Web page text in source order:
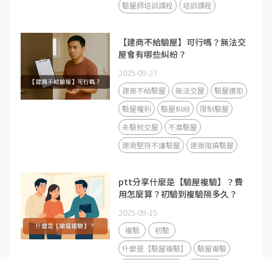
驗屋師培訓課程 培訓課程
【建商不給驗屋】可行嗎？無法交
屋會有哪些糾紛？
2025-09-27
建商不給驗屋 無法交屋
驗屋遭拒
驗屋權利
驗屋糾紛
限制驗屋
未驗就交屋
不准驗屋
建商堅持不讓驗屋
建商阻撓驗屋
ptt分享什麼是【驗屋複驗】？費
用怎麼算？初驗到複驗隔多久？
2025-09-15
複驗
初驗
什麼是【驗屋複驗】
驗屋複驗